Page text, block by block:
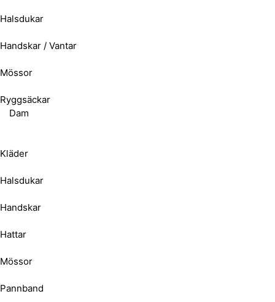
Halsdukar
Handskar / Vantar
Mössor
Ryggsäckar
Dam
Kläder
Halsdukar
Handskar
Hattar
Mössor
Pannband